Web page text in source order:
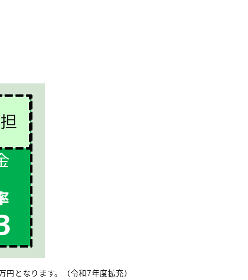
となります。（令和7年度拡充）